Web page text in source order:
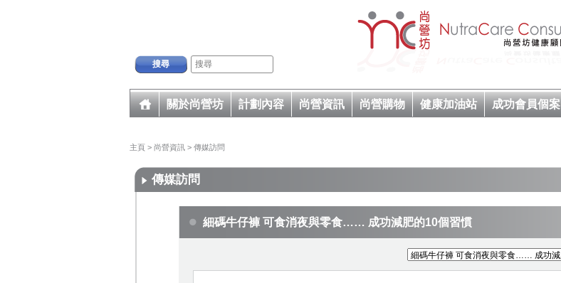
搜尋
關於尚營坊 計劃內容 尚營資訊 尚營購物 健康加油站 成功會員個案
主頁 > 尚營資訊 > 傳媒訪問
傳媒訪問
細碼牛仔褲 可食消夜與零食…… 成功減肥的10個習慣